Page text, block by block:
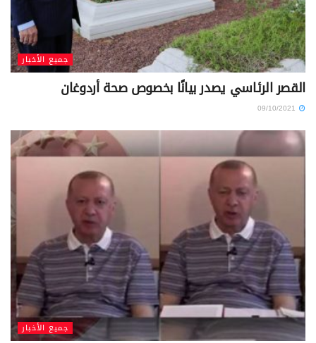
جميع الأخبار
القصر الرئاسي يصدر بيانًا بخصوص صحة أردوغان
جميع الأخبار